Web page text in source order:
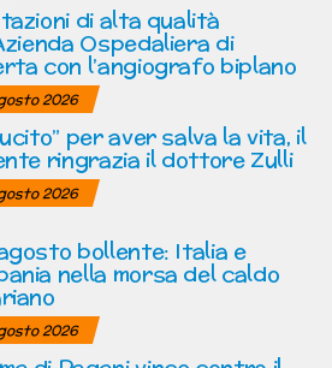
di alta qualità
Ospedaliera di
con l’angiografo biplano
2026
per aver salva la vita, il
ringrazia il dottore Zulli
2026
bollente: Italia e
nella morsa del caldo
2026